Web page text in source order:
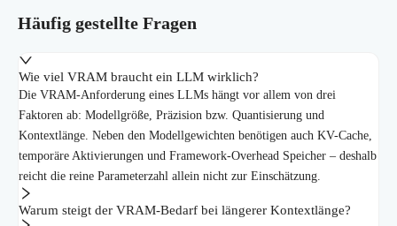
Häufig gestellte Fragen
Wie viel VRAM braucht ein LLM wirklich?
Die VRAM-Anforderung eines LLMs hängt vor allem von drei
Faktoren ab: Modellgröße, Präzision bzw. Quantisierung und
Kontextlänge. Neben den Modellgewichten benötigen auch KV-Cache,
temporäre Aktivierungen und Framework-Overhead Speicher – deshalb
reicht die reine Parameterzahl allein nicht zur Einschätzung.
Warum steigt der VRAM-Bedarf bei längerer Kontextlänge?